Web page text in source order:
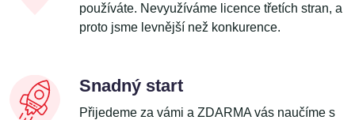
používáte. Nevyužíváme licence třetích stran, a
proto jsme levnější než konkurence.
Snadný start
Přijedeme za vámi a ZDARMA vás naučíme s